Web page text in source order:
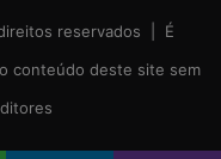
reservados | É
conteúdo deste site sem